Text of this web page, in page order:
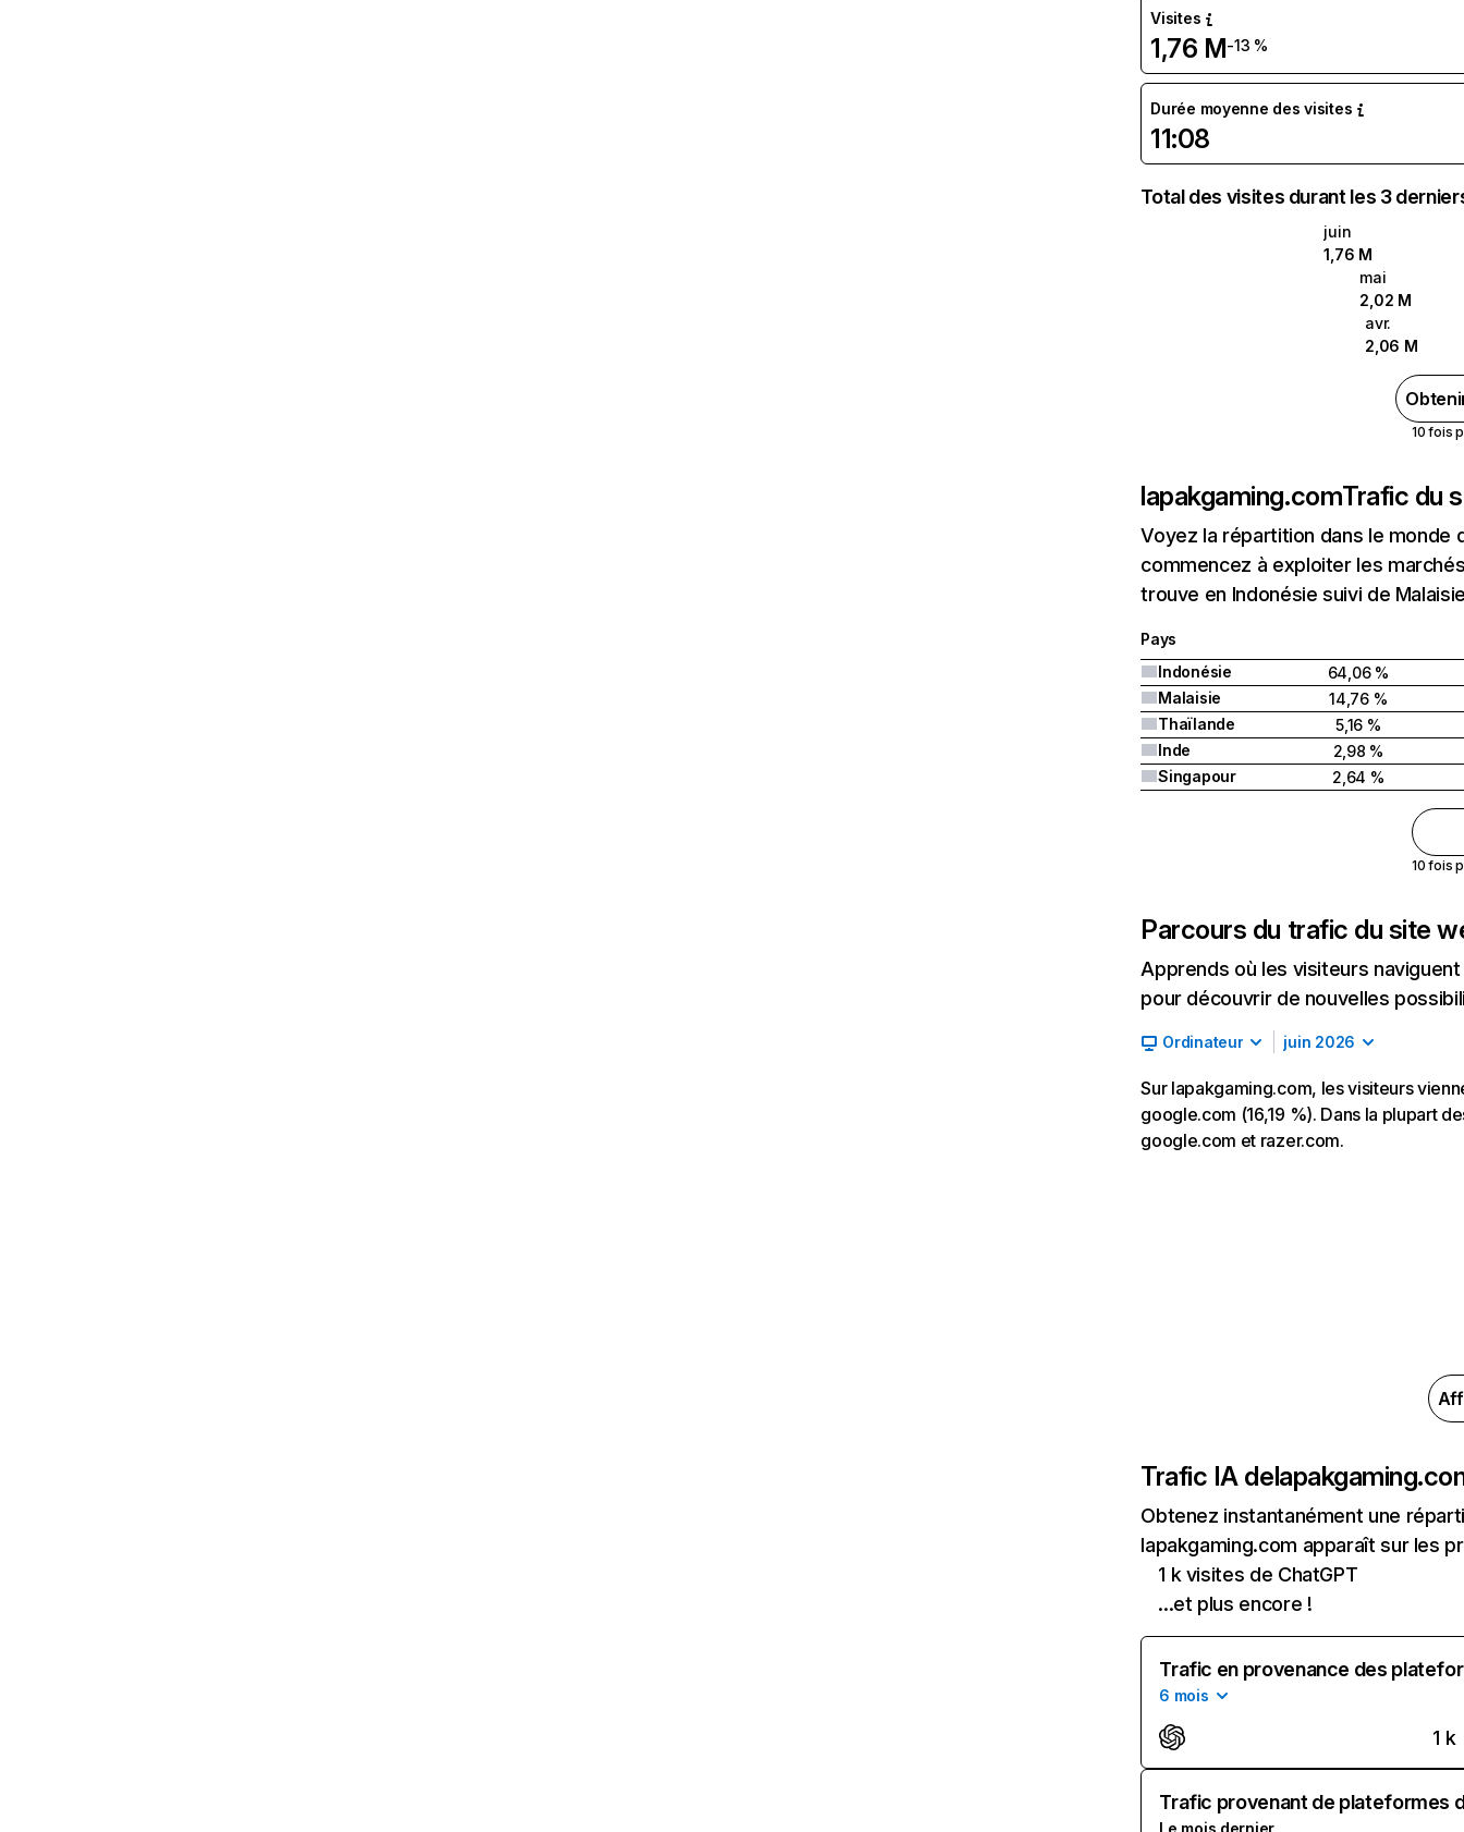
Visites
1,76 M-13 %
Durée moyenne des visites
11:08
Total des visites durant les 3
juin
1,76 M
mai
2,02 M
avr.
2,06 M
10 fois
lapakgaming.comTrafic du
Voyez la répartition dans le
commencez à exploiter les
trouve en Indonésie suivi de
Pays
Indonésie
64,06 %
Malaisie
14,76 %
Thaïlande
5,16 %
Inde
2,98 %
Singapour
2,64 %
10 fois
Parcours du trafic du site
Apprends où les visiteurs
pour découvrir de nouvelles
Ordinateur juin 2026
Sur lapakgaming.com, les visiteurs
google.com (16,19 %). Dans la plupart
google.com et razer.com.
Trafic IA de
Obtenez instantanément une
lapakgaming.com apparaît sur les
1 k visites de ChatGPT
...et plus encore !
Trafic en provenance des
6 mois
1 k
Trafic provenant de plateformes
Le mois dernier